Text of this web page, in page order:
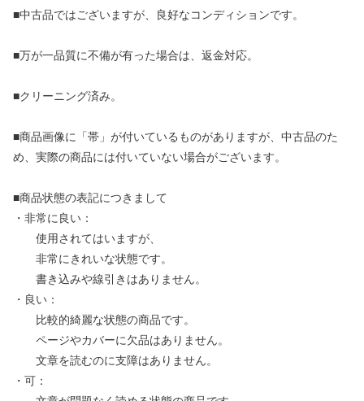
■中古品ではございますが、良好なコンディションです。
■万が一品質に不備が有った場合は、返金対応。
■クリーニング済み。
■商品画像に「帯」が付いているものがありますが、中古品のた
め、実際の商品には付いていない場合がございます。
■商品状態の表記につきまして
・非常に良い：
使用されてはいますが、
非常にきれいな状態です。
書き込みや線引きはありません。
・良い：
比較的綺麗な状態の商品です。
ページやカバーに欠品はありません。
文章を読むのに支障はありません。
・可：